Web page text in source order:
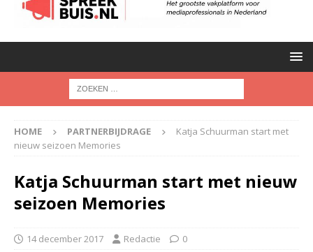
HOME PARTNERBIJDRAGE
Katja Schuurman start met
nieuw seizoen Memories
Katja Schuurman start met nieuw
seizoen Memories
14 december 2017 Redactie 0